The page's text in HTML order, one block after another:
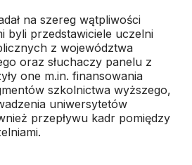
na szereg wątpliwości
byli przedstawiciele uczelni
z województwa
oraz słuchaczy panelu z
one m.in. finansowania
szkolnictwa wyższego,
uniwersytetów
przepływu kadr pomiędzy